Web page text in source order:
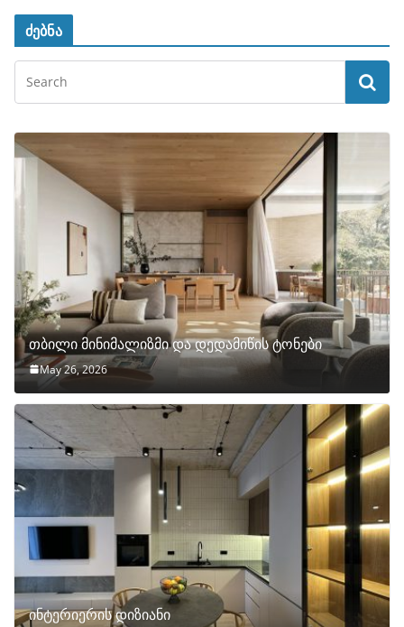
ძებნა
თბილი მინიმალიზმი და დედამიწის ტონები
May 26, 2026
ინტერიერის დიზიანი